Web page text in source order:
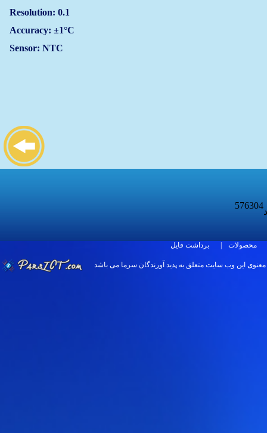
Resolution: 0.1
Accuracy: ±1°C
Sensor: NTC
576304
برداشت فایل محصولات
اين وب سایت متعلق به پدید آورندگان سرما می باشد